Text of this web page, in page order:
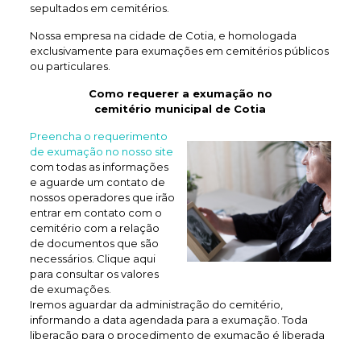
sepultados em cemitérios.
Nossa empresa na cidade de Cotia, e homologada
exclusivamente para exumações em cemitérios públicos
ou particulares.
Como requerer a exumação no
cemitério municipal de Cotia
Preencha o requerimento
de exumação no nosso site
com todas as informações
e aguarde um contato de
nossos operadores que irão
entrar em contato com o
cemitério com a relação
de documentos que são
necessários. Clique aqui
para consultar os valores
de exumações.
Iremos aguardar da administração do cemitério,
informando a data agendada para a exumação. Toda
liberação para o procedimento de exumação é liberada